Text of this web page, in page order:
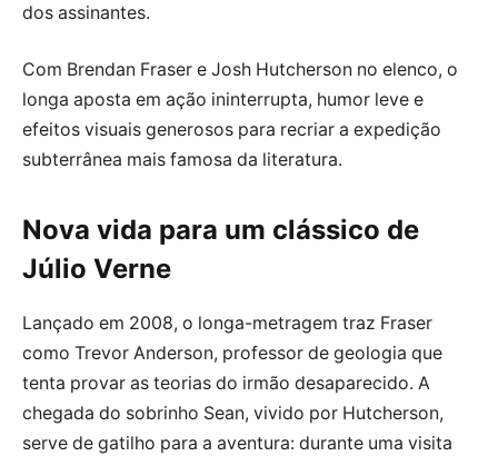
dos assinantes.
Com Brendan Fraser e Josh Hutcherson no elenco, o
longa aposta em ação ininterrupta, humor leve e
efeitos visuais generosos para recriar a expedição
subterrânea mais famosa da literatura.
Nova vida para um clássico de
Júlio Verne
Lançado em 2008, o longa-metragem traz Fraser
como Trevor Anderson, professor de geologia que
tenta provar as teorias do irmão desaparecido. A
chegada do sobrinho Sean, vivido por Hutcherson,
serve de gatilho para a aventura: durante uma visita